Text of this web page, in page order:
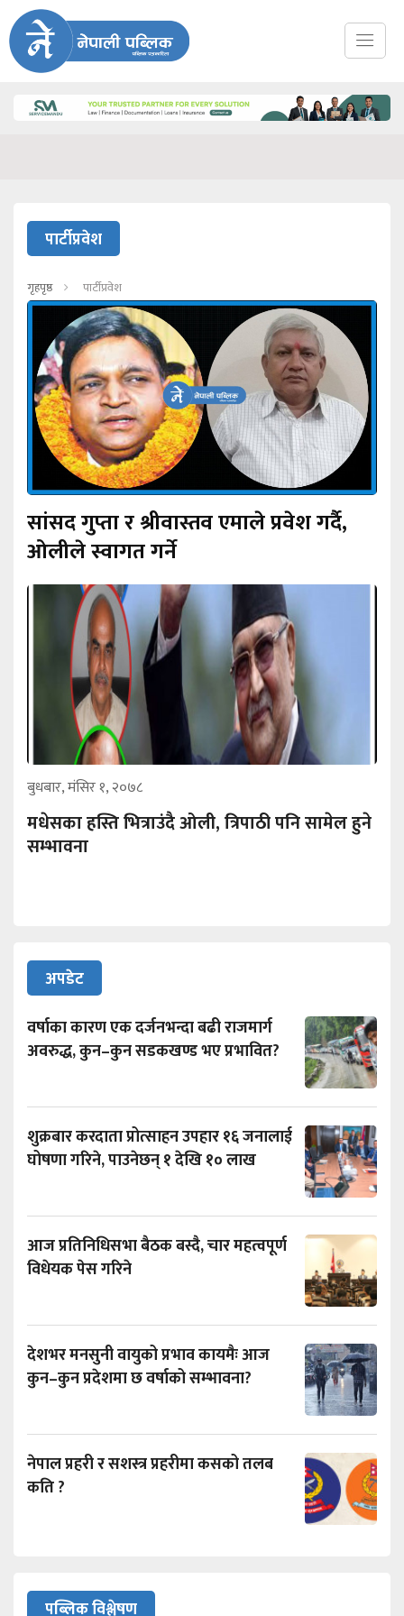
पार्टीप्रवेश
गृहपृष्ठ पार्टीप्रवेश
सांसद गुप्ता र श्रीवास्तव एमाले प्रवेश गर्दै,
ओलीले स्वागत गर्ने
बुधबार, मंसिर १, २०७८
मधेसका हस्ति भित्राउंदै ओली, त्रिपाठी पनि सामेल हुने
सम्भावना
अपडेट
वर्षाका कारण एक दर्जनभन्दा बढी राजमार्ग
अवरुद्ध, कुन–कुन सडकखण्ड भए प्रभावित?
शुक्रबार करदाता प्रोत्साहन उपहार १६ जनालाई
घोषणा गरिने, पाउनेछन् १ देखि १० लाख
आज प्रतिनिधिसभा बैठक बस्दै, चार महत्वपूर्ण
विधेयक पेस गरिने
देशभर मनसुनी वायुको प्रभाव कायमैः आज
कुन–कुन प्रदेशमा छ वर्षाको सम्भावना?
नेपाल प्रहरी र सशस्त्र प्रहरीमा कसको तलब
कति ?
पब्लिक विश्लेषण